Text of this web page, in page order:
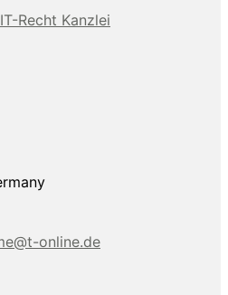
online.de